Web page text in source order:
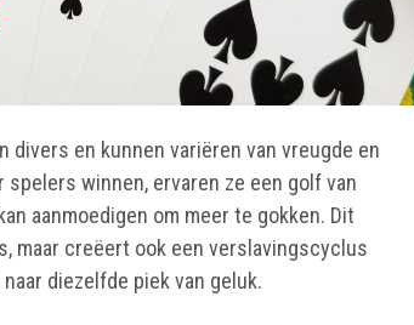
en kunnen variëren van vreugde en
winnen, ervaren ze een golf van
aanmoedigen om meer te gokken. Dit
maar creëert ook een verslavingscyclus
diezelfde piek van geluk.